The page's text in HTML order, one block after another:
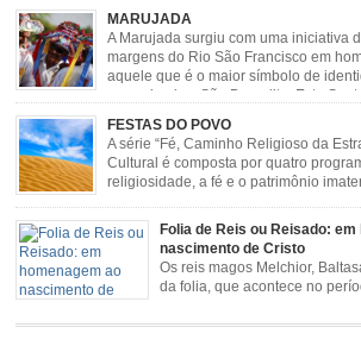
de boi, carreteada, carreiros, candeeiros, boiadas,
exposição agropecuária, ou seja é um ponto forte […]
MARUJADA
A Marujada surgiu com uma iniciativa
margens do Rio São Francisco em
aquele que é o maior símbolo de
escravizados, São Benedito. Este
sendo milagroso e grande protetor de suas causas. o
São Benedito é a Marujada. […]
FESTAS DO POVO
A série “Fé, Caminho Religioso da
Cultural é composta por quatro
religiosidade, a fé e o patrimônio
fazem parte rota religiosa que liga os
Senhora da Piedade (MG) e Nossa Senhora da
pela Estrada Real. Quarto episódio […]
Folia de Reis ou Reisado: em
nascimento de Cristo
Os reis magos Melchior,
da folia, que acontece no
de dezembro e 06 de janeiro.
seu contramestre lideram a música e o canto do